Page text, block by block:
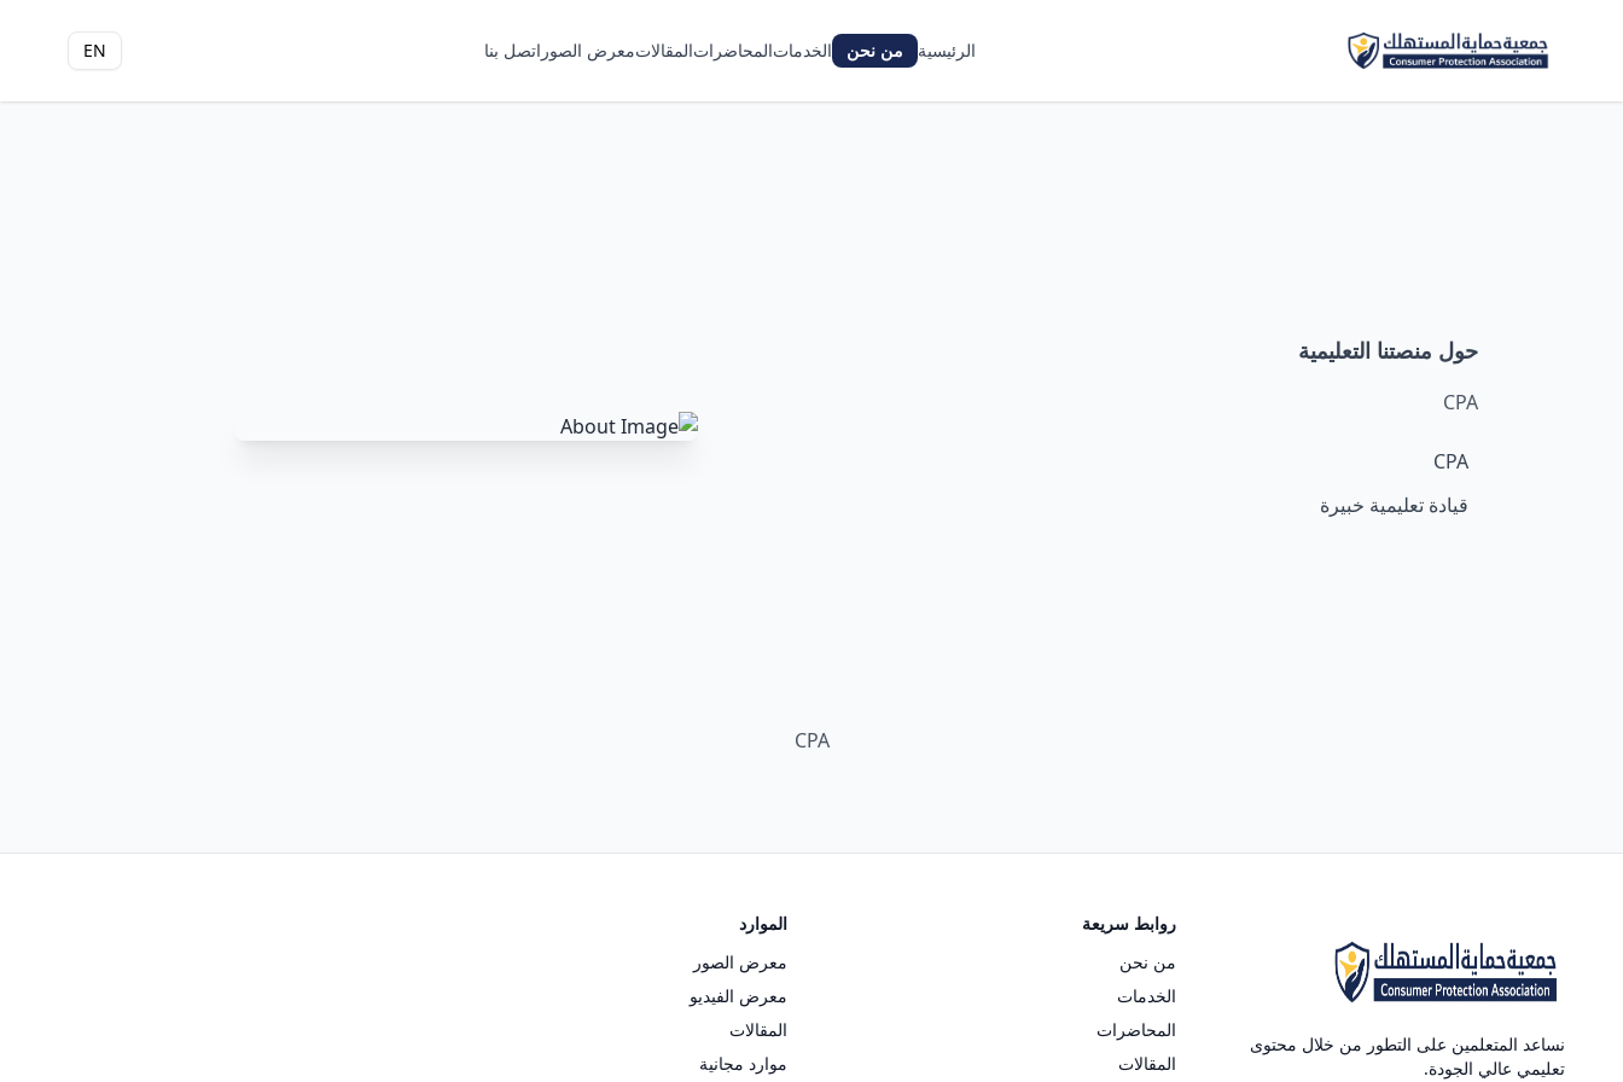
الرئيسية من نحن الخدماتالمحاضراتالمقالاتمعرض الصور اتصل بنا EN
حول منصتنا التعليمية
CPA
CPA
قيادة تعليمية خبيرة
CPA
نساعد المتعلمين على التطور من خلال محتوى
تعليمي عالي الجودة.
روابط سريعة
من نحن
الخدمات
المحاضرات
المقالات
الموارد
معرض الصور
معرض الفيديو
المقالات
موارد مجانية